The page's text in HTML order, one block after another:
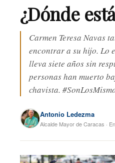
¿Dónde
Carmen Teresa Navas
encontrar a su hijo. Lo
lleva siete años sin
personas han muerto
chavista.
Antonio Ledezma
Alcalde Mayor de Caracas ·